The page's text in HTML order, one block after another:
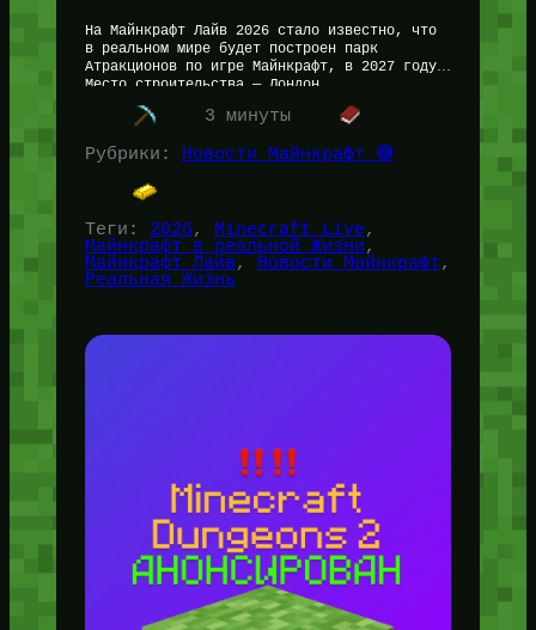
На Майнкрафт Лайв 2026 стало известно, что
в реальном мире будет построен парк
Атракционов по игре Майнкрафт, в 2027 году.
Место строительства — Лондон,
Великобритания. Парк разрабатывался ещё с
3 минуты
Рубрики:
Новости Майнкрафт 🔴
Теги: 2026, Minecraft Live
Майнкрафт в реальной Жизни
Майнкрафт Лайв, Новости Майнкрафт
Реальная Жизнь